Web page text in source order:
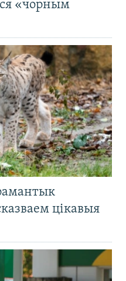
«чорным
цікавыя